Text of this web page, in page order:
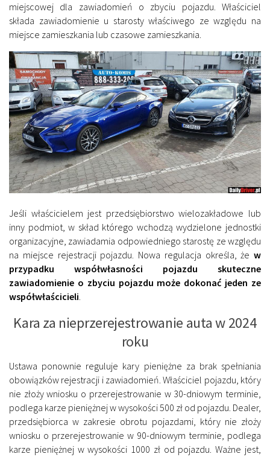
miejscowej dla zawiadomień o zbyciu pojazdu. Właściciel
składa zawiadomienie u starosty właściwego ze względu na
miejsce zamieszkania lub czasowe zamieszkania.
Jeśli właścicielem jest przedsiębiorstwo wielozakładowe lub
inny podmiot, w skład którego wchodzą wydzielone jednostki
organizacyjne, zawiadamia odpowiedniego starostę ze względu
na miejsce rejestracji pojazdu. Nowa regulacja określa, że w
przypadku współwłasności pojazdu skuteczne
zawiadomienie o zbyciu pojazdu może dokonać jeden ze
współwłaścicieli.
Kara za nieprzerejestrowanie auta w 2024
roku
Ustawa ponownie reguluje kary pieniężne za brak spełniania
obowiązków rejestracji i zawiadomień. Właściciel pojazdu, który
nie złoży wniosku o przerejestrowanie w 30-dniowym terminie,
podlega karze pieniężnej w wysokości 500 zł od pojazdu. Dealer,
przedsiębiorca w zakresie obrotu pojazdami, który nie złoży
wniosku o przerejestrowanie w 90-dniowym terminie, podlega
karze pieniężnej w wysokości 1000 zł od pojazdu. Ważne jest,